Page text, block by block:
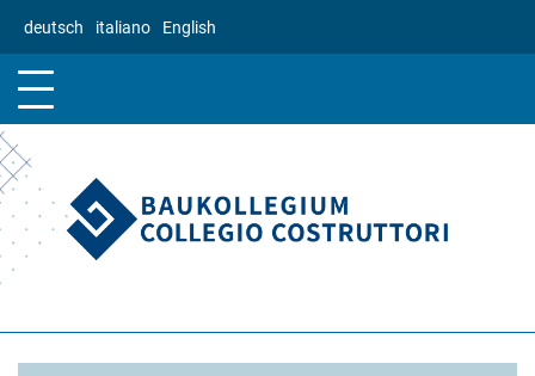
al
principale
deutsch italiano English